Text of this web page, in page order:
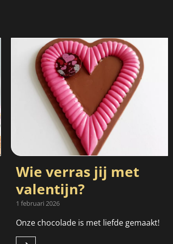
Wie verras jij met
valentijn?
1 februari 2026
Onze chocolade is met liefde gemaakt!